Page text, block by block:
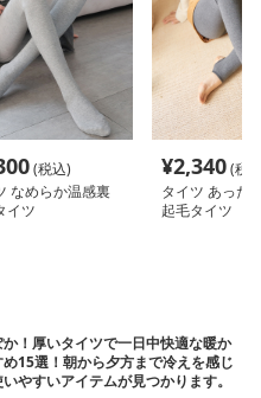
(税込)
なめらか温感裏
イツ
¥2,340(税
タイツ あった
起毛タイツ
！厚いタイツで一日中快適な暖か
15選！朝から夕方まで冷えを感じ
やすいアイテムが見つかります。